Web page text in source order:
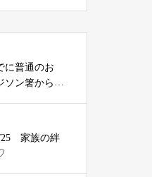
に普通のお
ソン箸からの
25 家族の絆